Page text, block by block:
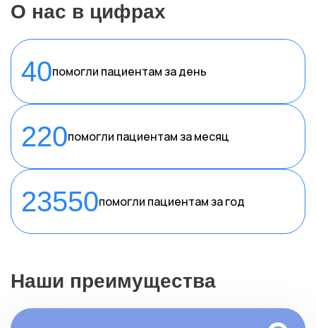
О нас в цифрах
40помогли пациентам за день
220помогли пациентам за месяц
23550помогли пациентам за год
Наши преимущества